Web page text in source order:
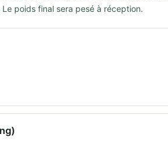
Le poids final sera pesé à réception.